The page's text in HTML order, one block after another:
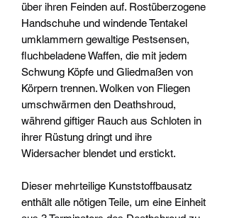
über ihren Feinden auf. Rostüberzogene
Handschuhe und windende Tentakel
umklammern gewaltige Pestsensen,
fluchbeladene Waffen, die mit jedem
Schwung Köpfe und Gliedmaßen von
Körpern trennen. Wolken von Fliegen
umschwärmen den Deathshroud,
während giftiger Rauch aus Schloten in
ihrer Rüstung dringt und ihre
Widersacher blendet und erstickt.
Dieser mehrteilige Kunststoffbausatz
enthält alle nötigen Teile, um eine Einheit